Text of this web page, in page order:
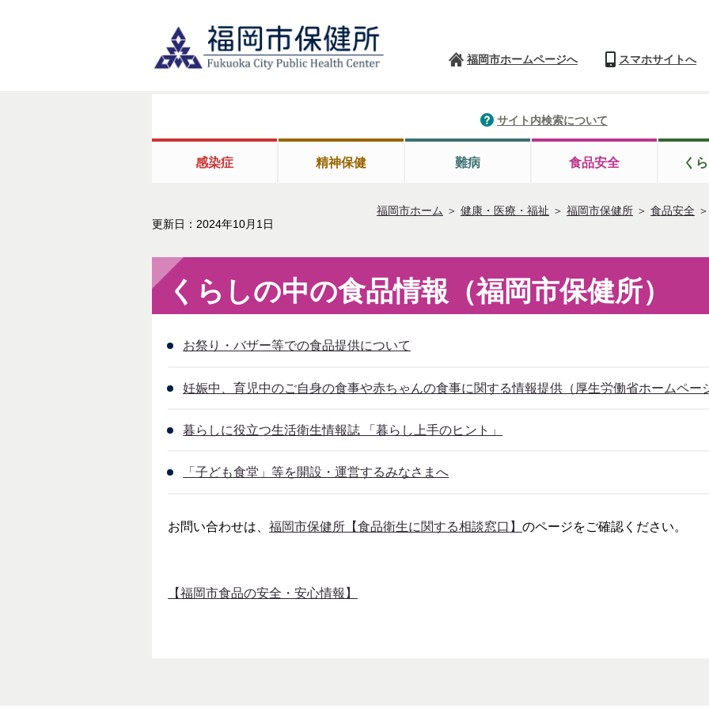
福岡市ホームページへ スマホサイトへ
サイト内検索について
感染症 精神保健 難病 食品安全 く
福岡市ホーム ＞ 健康・医療・福祉 ＞ 福岡市保健所 ＞ 食品安全
更新日：2024年10月1日
くらしの中の食品情報（福岡市保健所）
お祭り・バザー等での食品提供について
妊娠中、育児中のご自身の食事や赤ちゃんの食事に関する情報提供（厚生労働省ホームペー
暮らしに役立つ生活衛生情報誌 「暮らし上手のヒント」
「子ども食堂」等を開設・運営するみなさまへ
お問い合わせは、 福岡市保健所【食品衛生に関する相談窓口】 のページをご確認ください。
【福岡市食品の安全・安心情報】